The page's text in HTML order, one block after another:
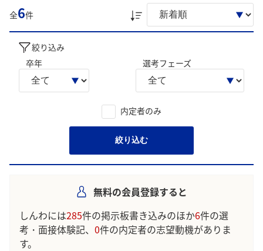
全6件
絞り込み
卒年
選考フェーズ
内定者のみ
絞り込む
無料の会員登録すると
しんわには285件の掲示板書き込みのほか6件の選
考・面接体験記、 0件の内定者の志望動機がありま
す。